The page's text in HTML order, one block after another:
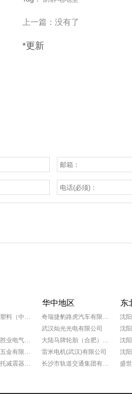
上一篇：没有了
*更新
华中地区 东
港华辉信工程塑料（中山）有限公司
佛山市顺德区胜业电气有限公司
广州新豪精密五金有限公司
株洲雅马哈摩托减震器有限公司
奇瑞捷豹路虎汽车有限公司
武汉灿光光电有限公司
大陆马牌轮胎（合肥）有限公司
雷米电机(武汉)有限公司
长沙市轨道交通集团有限公司
沈
盛
抚